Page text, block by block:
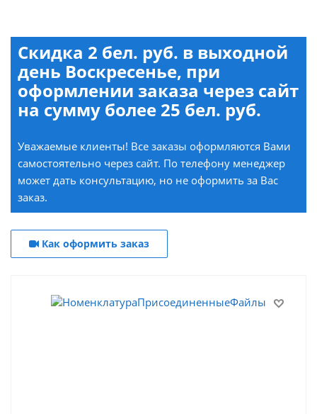
Скидка 2 бел. руб. в выходной
день Воскресенье, при
оформлении заказа через сайт
на сумму более 25 бел. руб.
Уважаемые клиенты! Все заказы оформляются Вами
самостоятельно через сайт. По телефону менеджер
может дать консультацию, но не оформить за Вас
заказ.
Как оформить заказ